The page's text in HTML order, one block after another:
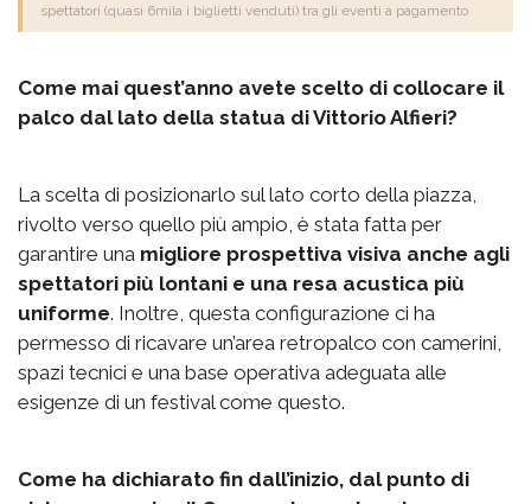
spettatori (quasi 6mila i biglietti venduti) tra gli eventi a pagamento
Come mai quest’anno avete scelto di collocare il
palco dal lato della statua di Vittorio Alfieri?
La scelta di posizionarlo sul lato corto della piazza,
rivolto verso quello più ampio, è stata fatta per
garantire una migliore prospettiva visiva anche agli
spettatori più lontani e una resa acustica più
uniforme. Inoltre, questa configurazione ci ha
permesso di ricavare un’area retropalco con camerini,
spazi tecnici e una base operativa adeguata alle
esigenze di un festival come questo.
Come ha dichiarato fin dall’inizio, dal punto di